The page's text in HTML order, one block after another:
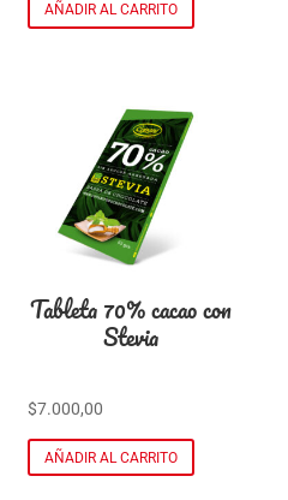
AÑADIR AL CARRITO
Tableta 70% cacao con
Stevia
$7.000,00
AÑADIR AL CARRITO